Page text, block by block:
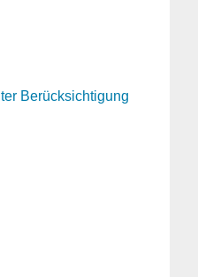
Berücksichtigung